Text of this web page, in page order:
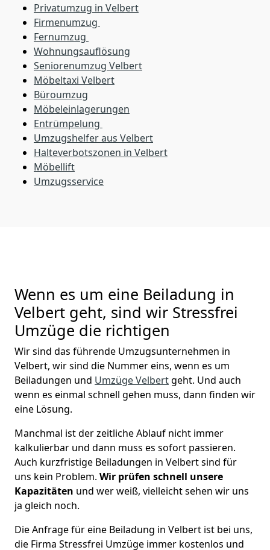
Privatumzug in Velbert
Firmenumzug
Fernumzug
Wohnungsauflösung
Seniorenumzug Velbert
Möbeltaxi Velbert
Büroumzug
Möbeleinlagerungen
Entrümpelung
Umzugshelfer aus Velbert
Halteverbotszonen in Velbert
Möbellift
Umzugsservice
Wenn es um eine Beiladung in
Velbert geht, sind wir Stressfrei
Umzüge die richtigen
Wir sind das führende Umzugsunternehmen in
Velbert, wir sind die Nummer eins, wenn es um
Beiladungen und Umzüge Velbertgeht. Und auch
wenn es einmal schnell gehen muss, dann finden wir
eine Lösung.
Manchmal ist der zeitliche Ablauf nicht immer
kalkulierbar und dann muss es sofort passieren.
Auch kurzfristige Beiladungen in Velbert sind für
uns kein Problem. Wir prüfen schnell unsere
Kapazitäten und wer weiß, vielleicht sehen wir uns
ja gleich noch.
Die Anfrage für eine Beiladung in Velbert ist bei uns,
die Firma Stressfrei Umzüge immer kostenlos und